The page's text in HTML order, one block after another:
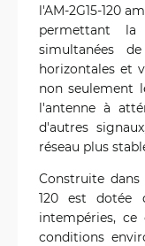
l'AM-2G15-120
permettant
simultanées
horizontales et
non seulement
l'antenne à
d'autres
réseau plus
Construite dans
120 est dotée
intempéries,
conditions